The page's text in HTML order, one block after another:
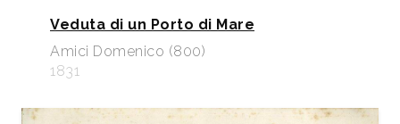
Veduta di un Porto di Mare
Amici Domenico (800)
1831